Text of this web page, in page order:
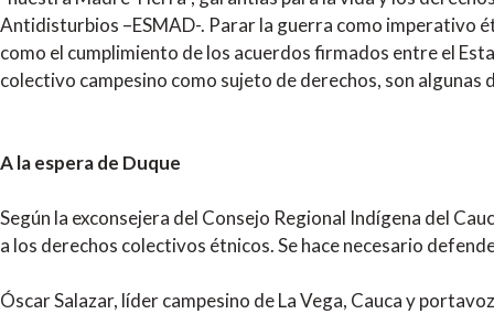
Antidisturbios –ESMAD-. Parar la guerra como imperativo
como el cumplimiento de los acuerdos firmados entre el
colectivo campesino como sujeto de derechos, son
A la espera de Duque
Según la exconsejera del Consejo Regional Indígena del
a los derechos colectivos étnicos. Se hace necesario
Óscar Salazar, líder campesino de La Vega, Cauca y